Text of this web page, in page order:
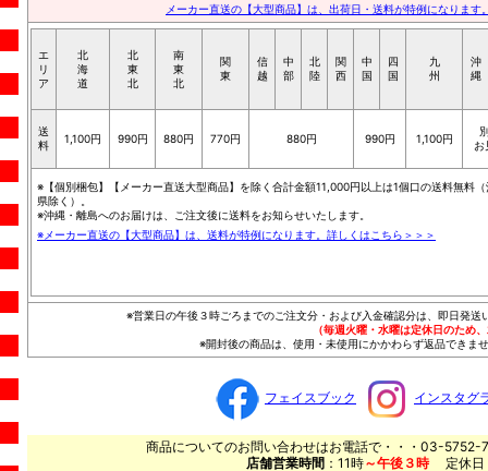
メーカー直送の【大型商品】は、出荷日・送料が特例になりま
エ
リ
ア
北
海
道
北
東
北
南
東
北
関
東
信
越
中
部
北
陸
関
西
中
国
四
国
九
州
沖
縄
送
料
1,100円 990円 880円 770円 880円 990円 1,100円
お
※【個別梱包】【メーカー直送大型商品】を除く合計金額11,000円以上は1個口の送料無料（
県除く）。
※沖縄・離島へのお届けは、ご注文後に送料をお知らせいたします。
※メーカー直送の【大型商品】は、送料が特例になります。詳しくはこちら＞＞＞
※営業日の午後３時ごろまでのご注文分・および入金確認分は、即日発
（毎週火曜・水曜は定休日のため
※開封後の商品は、使用・未使用にかかわらず返品できま
フェイスブック インスタグ
商品についてのお問い合わせはお電話で・・・03-5752-
店舗営業時間 ：11時～午後３時 定休